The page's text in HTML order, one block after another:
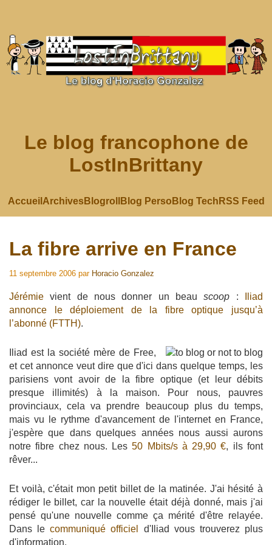
Le blog francophone de
LostInBrittany
Accueil ArchivesBlogroll Blog Perso Blog Tech RSS Feed
La fibre arrive en France
11 septembre 2006 par Horacio Gonzalez
Jérémie vient de nous donner un beauscoop :
Iliad
annonce le déploiement de la fibre optique jusqu’à
l’abonné (FTTH).
Iliad est la société mère de Free,
et cet annonce veut dire que d'ici dans quelque temps, les
parisiens vont avoir de la fibre optique (et leur débits
presque illimités) à la maison. Pour nous, pauvres
provinciaux, cela va prendre beaucoup plus du temps,
mais vu le rythme d'avancement de l'internet en France,
j'espère que dans quelques années nous aussi aurons
notre fibre chez nous. Les50 Mbits/s à 29,90 €, ils font
rêver...
Et voilà, c'était mon petit billet de la matinée. J'ai hésité à
rédiger le billet, car la nouvelle était déjà donné, mais j'ai
pensé qu'une nouvelle comme ça mérité d'être relayée.
Dans lecommuniqué officiel
d'Iliad vous trouverez plus
d'information.